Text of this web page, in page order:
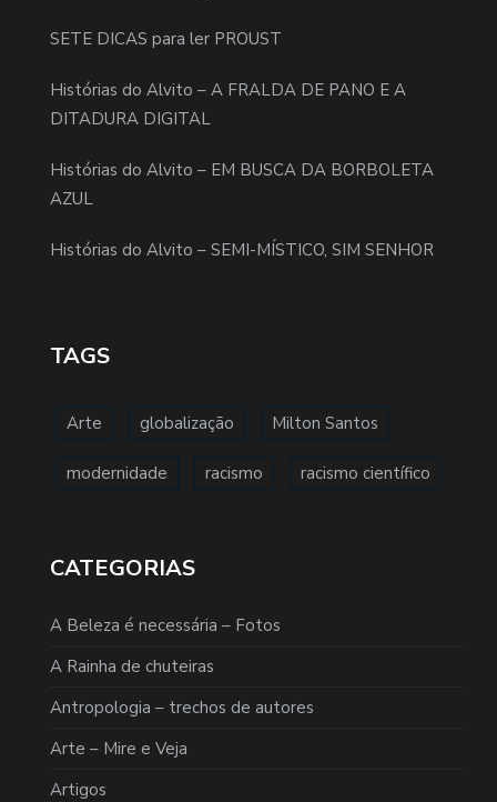
SETE DICAS para ler PROUST
Histórias do Alvito – A FRALDA DE PANO E A
DITADURA DIGITAL
Histórias do Alvito – EM BUSCA DA BORBOLETA
AZUL
Histórias do Alvito – SEMI-MÍSTICO, SIM SENHOR
TAGS
Arte globalização Milton Santos
modernidade racismo racismo científico
CATEGORIAS
A Beleza é necessária – Fotos
A Rainha de chuteiras
Antropologia – trechos de autores
Arte – Mire e Veja
Artigos